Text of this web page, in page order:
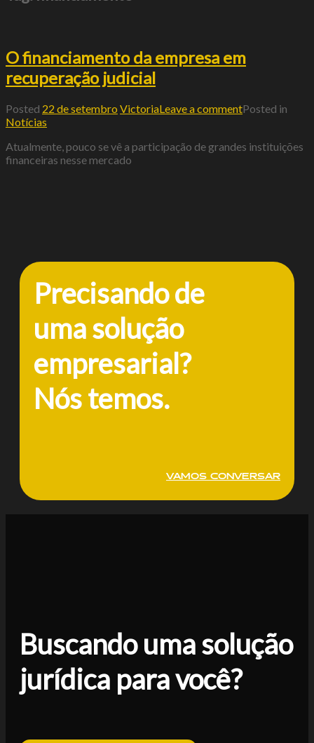
O financiamento da empresa em
recuperação judicial
Posted 22 de setembro VictoriaLeave a commentPosted in
Notícias
Atualmente, pouco se vê a participação de grandes instituições
financeiras nesse mercado
Precisando de
uma solução
empresarial?
Nós temos.
VAMOS CONVERSAR
Buscando uma solução
jurídica para você?